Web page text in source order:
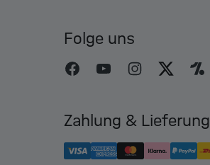
Folge uns
Zahlung & Lieferung